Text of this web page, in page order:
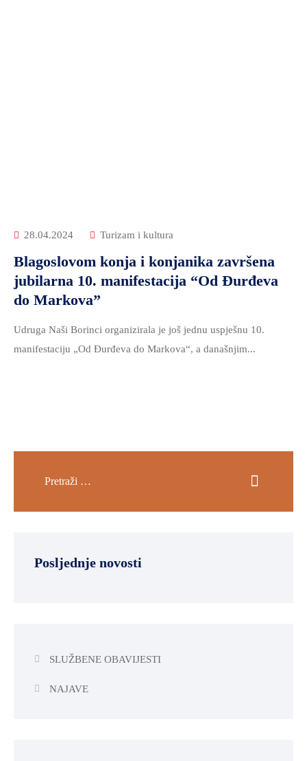
28.04.2024 Turizam i kultura
Blagoslovom konja i konjanika završena
jubilarna 10. manifestacija “Od Đurđeva
do Markova”
Udruga Naši Borinci organizirala je još jednu uspješnu 10.
manifestaciju „Od Đurđeva do Markova“, a današnjim...
Posljednje novosti
SLUŽBENE OBAVIJESTI
NAJAVE